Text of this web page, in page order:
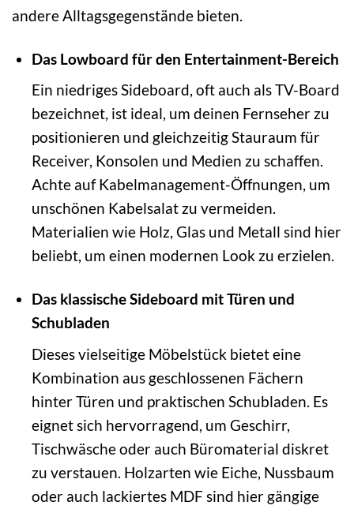
andere Alltagsgegenstände bieten.
Das Lowboard für den Entertainment-Bereich
Ein niedriges Sideboard, oft auch als TV-Board
bezeichnet, ist ideal, um deinen Fernseher zu
positionieren und gleichzeitig Stauraum für
Receiver, Konsolen und Medien zu schaffen.
Achte auf Kabelmanagement-Öffnungen, um
unschönen Kabelsalat zu vermeiden.
Materialien wie Holz, Glas und Metall sind hier
beliebt, um einen modernen Look zu erzielen.
Das klassische Sideboard mit Türen und
Schubladen
Dieses vielseitige Möbelstück bietet eine
Kombination aus geschlossenen Fächern
hinter Türen und praktischen Schubladen. Es
eignet sich hervorragend, um Geschirr,
Tischwäsche oder auch Büromaterial diskret
zu verstauen. Holzarten wie Eiche, Nussbaum
oder auch lackiertes MDF sind hier gängige